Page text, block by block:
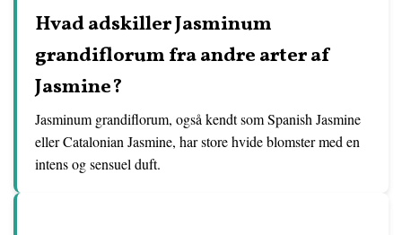
Hvad adskiller Jasminum
grandiflorum fra andre arter af
Jasmine?
Jasminum grandiflorum, også kendt som Spanish Jasmine
eller Catalonian Jasmine, har store hvide blomster med en
intens og sensuel duft.